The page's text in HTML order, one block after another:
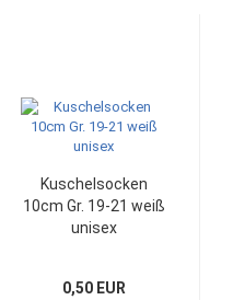
Kuschelsocken
10cm Gr. 19-21 weiß
unisex
0,50 EUR